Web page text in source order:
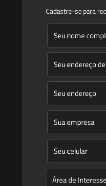
Artigos
Novidades Legislativas
Contato
Mudanças climáticas,
Plano Clima 2026 para as
Cadastre-se para